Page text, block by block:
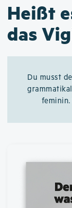
Heißt
das
Du musst